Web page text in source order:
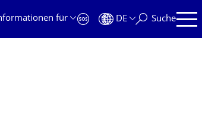
für
DE Suche